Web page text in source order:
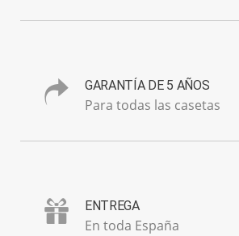
GARANTÍA DE 5 AÑOS
Para todas las casetas
ENTREGA
En toda España